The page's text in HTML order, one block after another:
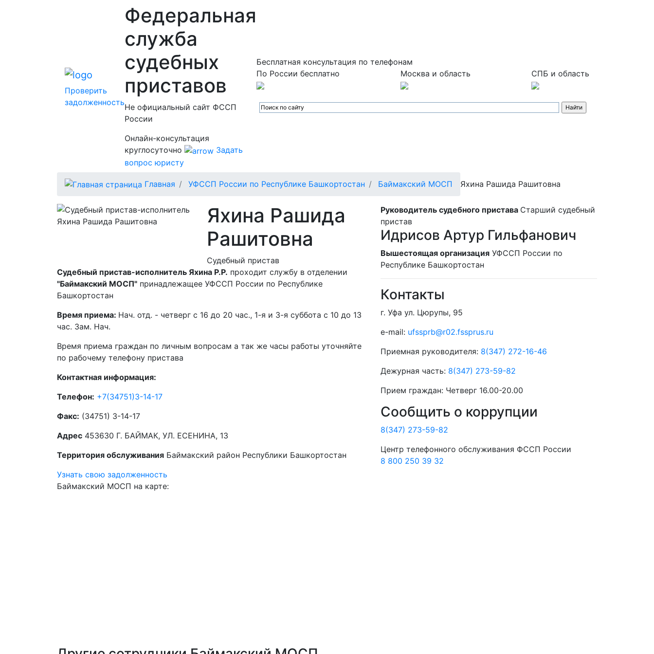
Проверить
задолженность
Федеральная
служба
судебных
приставов
Не официальный сайт ФССП
России
Онлайн-консультация
круглосуточно
Задать
вопрос юристу
Бесплатная консультация по телефонам
По России бесплатно
Москва и область СПБ и область
Главная УФССП России по Республике Башкортостан Баймакский МОСП Яхина Рашида Рашитовна
Яхина Рашида
Рашитовна
Судебный пристав
Судебный пристав-исполнитель Яхина Р.Р. проходит службу в отделении
"Баймакский МОСП" принадлежащее УФССП России по Республике
Башкортостан
Время приема: Нач. отд. - четверг с 16 до 20 час., 1-я и 3-я суббота с 10 до 13
час. Зам. Нач.
Время приема граждан по личным вопросам а так же часы работы уточняйте
по рабочему телефону пристава
Контактная информация:
Телефон: +7(34751)3-14-17
Факс: (34751) 3-14-17
Адрес 453630 Г. БАЙМАК, УЛ. ЕСЕНИНА, 13
Территория обслуживания Баймакский район Республики Башкортостан
Узнать свою задолженность
Баймакский МОСП на карте:
Руководитель судебного пристава Старший судебный
пристав
Идрисов Артур Гильфанович
Вышестоящая организация УФССП России по
Республике Башкортостан
Контакты
г. Уфа ул. Цюрупы, 95
e-mail: ufssprb@r02.fssprus.ru
Приемная руководителя: 8(347) 272-16-46
Дежурная часть: 8(347) 273-59-82
Прием граждан: Четверг 16.00-20.00
Сообщить о коррупции
8(347) 273-59-82
Центр телефонного обслуживания ФССП России
8 800 250 39 32